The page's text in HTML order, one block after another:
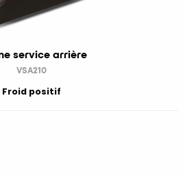
service arrière
VSA210
Froid positif